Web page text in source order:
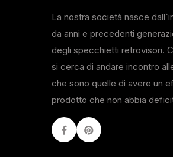
La nostra società nasce
da anni e precedenti
degli specchietti retrovisori.
si cerca di andare incontro
che sono quelle di avere un
prodotto che non abbia
FacebookYoutube